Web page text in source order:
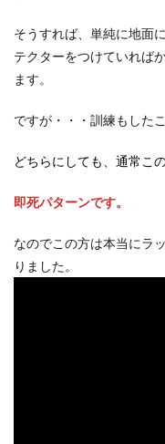
そうすれば、単純に地面
テクターをつけていれば
ます。
ですが・・・訓練もした
どちらにしても、通常こ
即死パターンです。
なのでこの方は本当にラ
りました。